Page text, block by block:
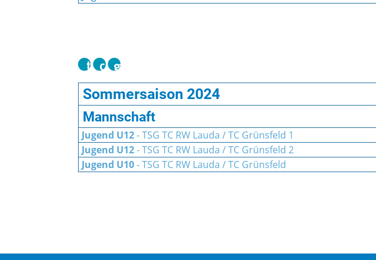
Sommersaison 2024
Mannschaft
Jugend U12- TSG TC RW Lauda / TC Grünsfeld 1
Jugend U12- TSG TC RW Lauda / TC Grünsfeld 2
Jugend U10- TSG TC RW Lauda / TC Grünsfeld